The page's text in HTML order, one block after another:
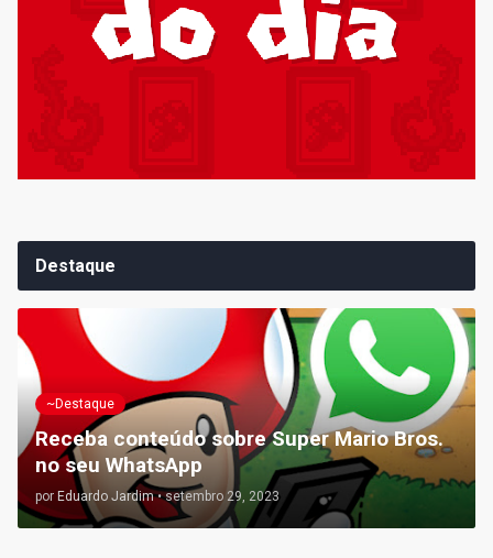
Destaque
~Destaque
Receba conteúdo sobre Super Mario Bros.
no seu WhatsApp
por Eduardo Jardim • setembro 29, 2023